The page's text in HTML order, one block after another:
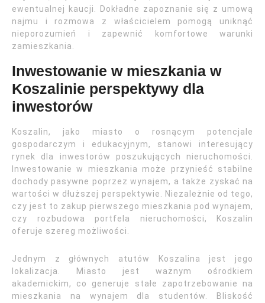
ewentualnej kaucji. Dokładne zapoznanie się z umową
najmu i rozmowa z właścicielem pomogą uniknąć
nieporozumień i zapewnić komfortowe warunki
zamieszkania.
Inwestowanie w mieszkania w
Koszalinie perspektywy dla
inwestorów
Koszalin, jako miasto o rosnącym potencjale
gospodarczym i edukacyjnym, stanowi interesujący
rynek dla inwestorów poszukujących nieruchomości.
Inwestowanie w mieszkania może przynieść stabilne
dochody pasywne poprzez wynajem, a także zyskać na
wartości w dłuższej perspektywie. Niezależnie od tego,
czy jest to zakup pierwszego mieszkania pod wynajem,
czy rozbudowa portfela nieruchomości, Koszalin
oferuje szereg możliwości.
Jednym z głównych atutów Koszalina jest jego
lokalizacja. Miasto jest ważnym ośrodkiem
akademickim, co generuje stałe zapotrzebowanie na
mieszkania na wynajem dla studentów. Bliskość